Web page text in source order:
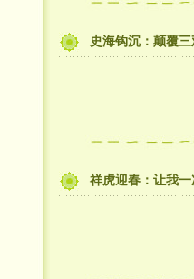
史海钩沉：颠覆
祥虎迎春：让我